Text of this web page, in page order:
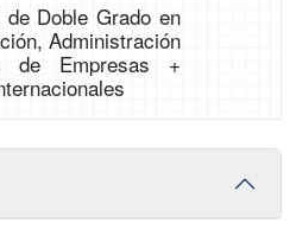
Doble Grado en
Administración
de Empresas +